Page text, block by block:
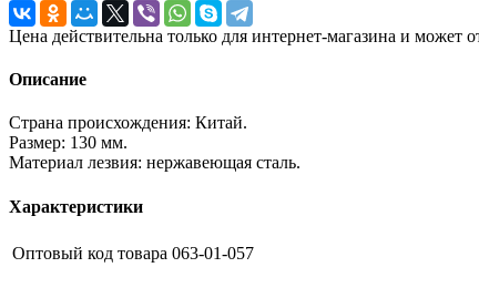
Цена действительна только для интернет-магазина и может
Описание
Страна происхождения: Китай.
Размер: 130 мм.
Материал лезвия: нержавеющая сталь.
Характеристики
Оптовый код товара 063-01-057